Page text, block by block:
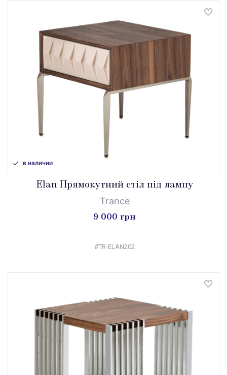
в наличии
Elan Прямокутний стіл під лампу
Trance
9 000 грн
#TR-ELAN202